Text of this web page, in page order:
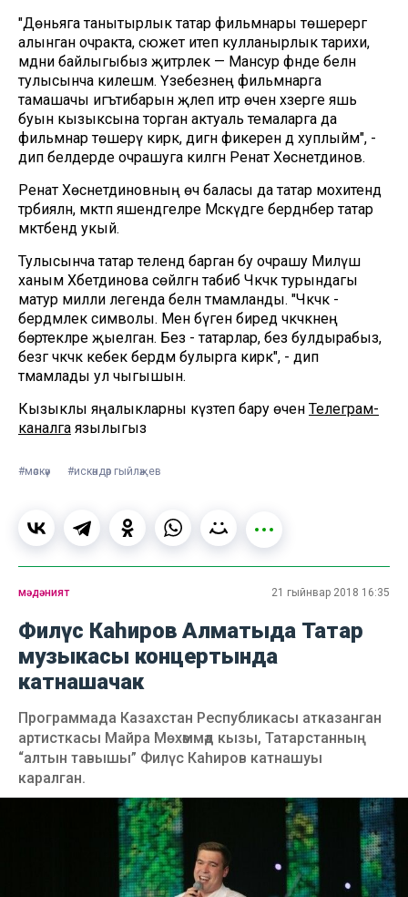
"Дөньяга танытырлык татар фильмнары төшерергә
алынган очракта, сюжет итеп кулланырлык тарихи,
мәдәни байлыгыбыз җитәрлек — Мансур әфәнде белән
тулысынча килешәм. Үзебезнең фильмнарга
тамашачы игътибарын җәлеп итәр өчен хәзерге яшь
буын кызыксына торган актуаль темаларга да
фильмнар төшерү кирәк, дигән фикерен дә хуплыйм", -
дип белдерде очрашуга килгән Ренат Хөснетдинов.
Ренат Хөснетдиновның өч баласы да татар мохитендә
тәрбияләнә, мәктәп яшендәгеләре Мәскәүдәге бердәнбер татар
мәктәбендә укый.
Тулысынча татар телендә барган бу очрашу Миләүшә
ханым Хәбетдинова сөйләгән табибә Чәкчәк турындагы
матур милли легенда белән тәмамланды. "Чәкчәк -
бердәмлек символы. Менә бүген биредә чәкчәкнең
бөртекләре җыелган. Без - татарлар, без булдырабыз,
безгә чәкчәк кебек бердәм булырга кирәк", - дип
тәмамлады ул чыгышын.
Кызыклы яңалыкларны күзәтеп бару өчен Телеграм-
каналга язылыгыз
#мәскәү #искәндәр гыйләҗев
мәдәният 21 гыйнвар 2018 16:35
Филүс Каһиров Алматыда Татар
музыкасы концертында
катнашачак
Программада Казахстан Республикасы атказанган
артисткасы Майра Мөхәммәд кызы, Татарстанның
“алтын тавышы” Филүс Каһиров катнашуы
каралган.